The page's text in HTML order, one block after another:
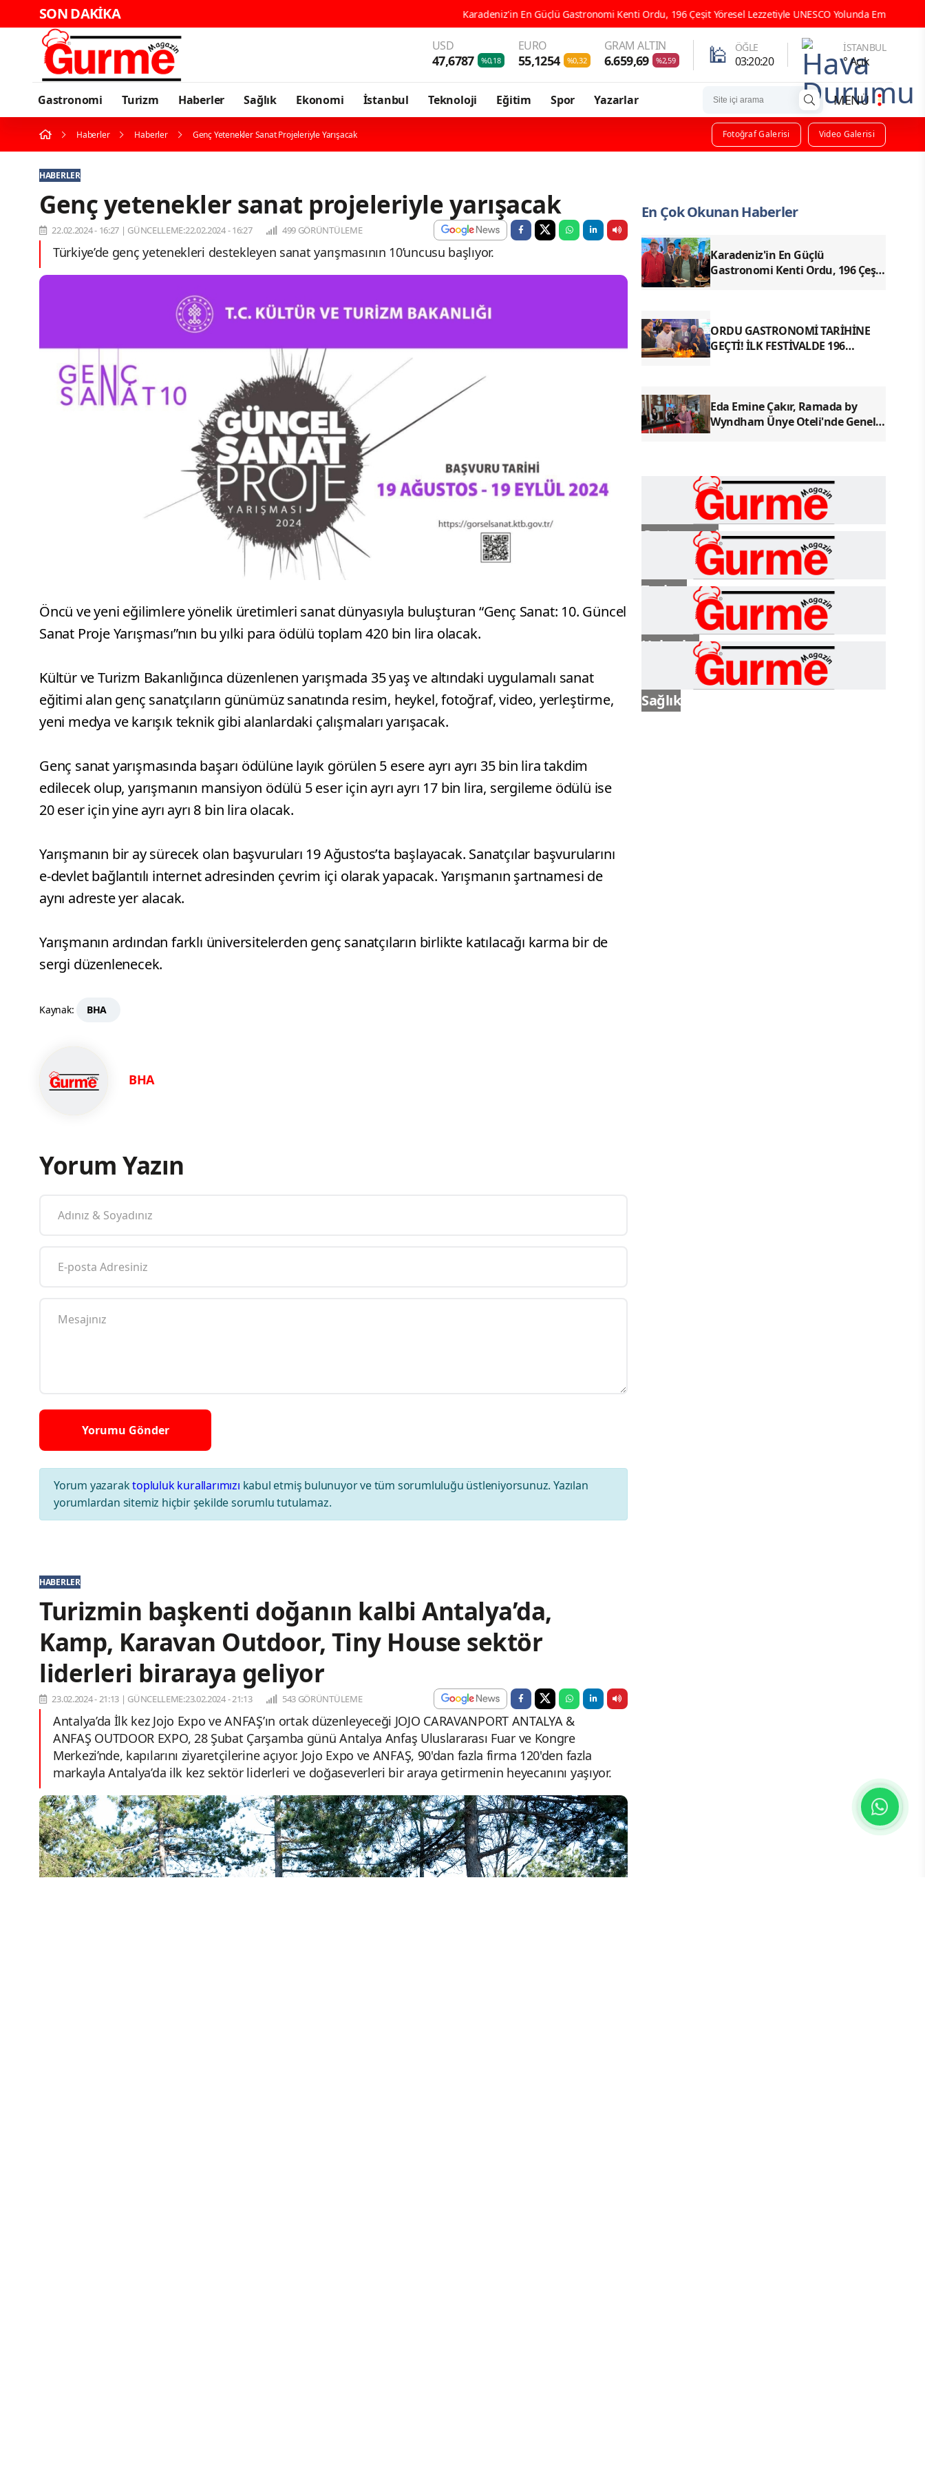
SON DAKİKA Karadeniz'in En Güçlü Gastronomi Kenti Ordu, 196 Çeşit Yöresel Lezzetiyle UNESCO Yolunda Emin Adımlarla İlerliyor
USD
47,6787 %0,18
EURO
55,1254 %0,32
GRAM ALTIN
6.659,69 %2,59 🕌 ÖĞLE
03:20:19
İSTANBUL
° Açık
Gastronomi Turizm Haberler Sağlık Ekonomi İstanbul Teknoloji Eğitim Spor Yazarlar MENÜ
Haberler Haberler Genç Yetenekler Sanat Projeleriyle Yarışacak Fotoğraf Galerisi Video Galerisi
HABERLER
Genç yetenekler sanat projeleriyle yarışacak
22.02.2024 - 16:27 | GÜNCELLEME:22.02.2024 - 16:27 499 GÖRÜNTÜLEME
Türkiye’de genç yetenekleri destekleyen sanat yarışmasının 10’uncusu başlıyor.
Öncü ve yeni eğilimlere yönelik üretimleri sanat dünyasıyla buluşturan “Genç Sanat: 10. Güncel
Sanat Proje Yarışması”nın bu yılki para ödülü toplam 420 bin lira olacak.
Kültür ve Turizm Bakanlığınca düzenlenen yarışmada 35 yaş ve altındaki uygulamalı sanat
eğitimi alan genç sanatçıların günümüz sanatında resim, heykel, fotoğraf, video, yerleştirme,
yeni medya ve karışık teknik gibi alanlardaki çalışmaları yarışacak.
Genç sanat yarışmasında başarı ödülüne layık görülen 5 esere ayrı ayrı 35 bin lira takdim
edilecek olup, yarışmanın mansiyon ödülü 5 eser için ayrı ayrı 17 bin lira, sergileme ödülü ise
20 eser için yine ayrı ayrı 8 bin lira olacak.
Yarışmanın bir ay sürecek olan başvuruları 19 Ağustos’ta başlayacak. Sanatçılar başvurularını
e-devlet bağlantılı internet adresinden çevrim içi olarak yapacak. Yarışmanın şartnamesi de
aynı adreste yer alacak.
Yarışmanın ardından farklı üniversitelerden genç sanatçıların birlikte katılacağı karma bir de
sergi düzenlenecek.
Kaynak: BHA
BHA
Yorum Yazın
Yorum yazaraktopluluk kurallarımızı kabul etmiş bulunuyor ve tüm sorumluluğu üstleniyorsunuz. Yazılan
yorumlardan sitemiz hiçbir şekilde sorumlu tutulamaz.
HABERLER
Turizmin başkenti doğanın kalbi Antalya’da,
Kamp, Karavan Outdoor, Tiny House sektör
liderleri biraraya geliyor
23.02.2024 - 21:13 | GÜNCELLEME:23.02.2024 - 21:13 543 GÖRÜNTÜLEME
Antalya’da İlk kez Jojo Expo ve ANFAŞ’ın ortak düzenleyeceği JOJO CARAVANPORT ANTALYA &
ANFAŞ OUTDOOR EXPO, 28 Şubat Çarşamba günü Antalya Anfaş Uluslararası Fuar ve Kongre
Merkezi’nde, kapılarını ziyaretçilerine açıyor. Jojo Expo ve ANFAŞ, 90'dan fazla firma 120'den fazla
markayla Antalya’da ilk kez sektör liderleri ve doğaseverleri bir araya getirmenin heyecanını yaşıyor.
En Çok Okunan Haberler
Karadeniz'in En Güçlü
Gastronomi Kenti Ordu, 196 Çeşit
ORDU GASTRONOMİ TARİHİNE
GEÇTİ! İLK FESTİVALDE 196
Eda Emine Çakır, Ramada by
Wyndham Ünye Oteli'nde Genel
Gastronomi
Turizm
Haberler
Sağlık